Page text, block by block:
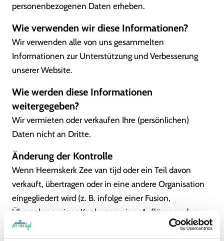
personenbezogenen Daten erheben.
Wie verwenden wir diese Informationen?
Wir verwenden alle von uns gesammelten
Informationen zur Unterstützung und Verbesserung
unserer Website.
Wie werden diese Informationen
weitergegeben?
Wir vermieten oder verkaufen Ihre (persönlichen)
Daten nicht an Dritte.
Änderung der Kontrolle
Wenn Heemskerk Zee van tijd oder ein Teil davon
verkauft, übertragen oder in eine andere Organisation
eingegliedert wird (z. B. infolge einer Fusion,
Übernahme, eines Konkurses, einer Auflösung oder
Liquidation), können die über die Website